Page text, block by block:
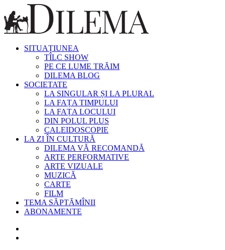
SITUAȚIUNEA
TÎLC SHOW
PE CE LUME TRĂIM
DILEMA BLOG
SOCIETATE
LA SINGULAR ȘI LA PLURAL
LA FAȚA TIMPULUI
LA FAȚA LOCULUI
DIN POLUL PLUS
CALEIDOSCOPIE
LA ZI ÎN CULTURĂ
DILEMA VĂ RECOMANDĂ
ARTE PERFORMATIVE
ARTE VIZUALE
MUZICĂ
CARTE
FILM
TEMA SĂPTĂMÎNII
ABONAMENTE